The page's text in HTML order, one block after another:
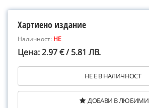
Хартиено издание
Наличност: НЕ
Цена: 2.97 € / 5.81 ЛВ.
НЕ Е В НАЛИЧНОСТ
ДОБАВИ В ЛЮБИМИ